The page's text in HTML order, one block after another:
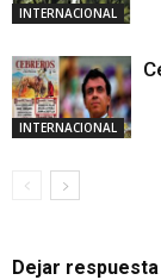
INTERNACIONAL
INTERNACIONAL
Dejar respuesta